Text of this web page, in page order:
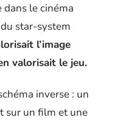
dans le cinéma
star-system
l’image
valorisait le jeu.
inverse : un
sur un film et une